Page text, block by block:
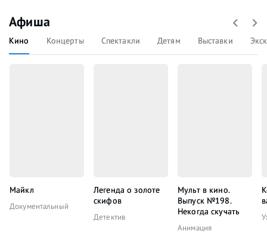
Афиша
Кино Концерты Спектакли Детям Выставки
Майкл
Документальный
Легенда о золоте
скифов
Детектив
Мульт в кино.
Выпуск №198.
Некогда скучать
Анимация